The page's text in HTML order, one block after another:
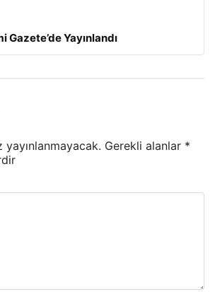
Gazete’de Yayınlandı
Gerekli alanlar *